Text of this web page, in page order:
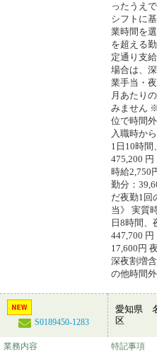
ったうえ
シフトに
業時間を
を超える
定通り支
場合は、
業手当・
月あたり
みません
位で時間
入職時か
1⽇10時間
475,200
時給2,750
勤分：
だ夜勤1回
当》 実質
⽇8時間、
447,700
17,600円
深夜割増
の他時間
S0189450-1283
愛知県
区
業務内容 特記事項